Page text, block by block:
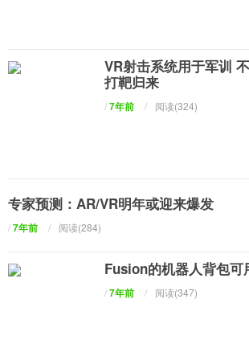
VR射击系统用于军训
打靶归来
/7年前 / 阅读(324)
专家预测：AR/VR明年或迎来爆发
/7年前 / 阅读(284)
Fusion的机器人背包可
/7年前 / 阅读(347)